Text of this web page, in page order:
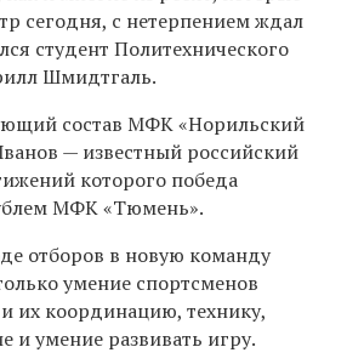
сегодня, с нетерпением ждал
студент Политехнического
Шмидтгаль.
состав МФК «Норильский
— известный российский
которого победа
МФК «Тюмень».
отборов в новую команду
умение спортсменов
их координацию, технику,
и умение развивать игру.